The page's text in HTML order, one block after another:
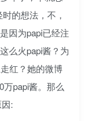
的想法，不，
因为papi已经注
么火papi酱？为
红？她的微博
papi酱。那么
: